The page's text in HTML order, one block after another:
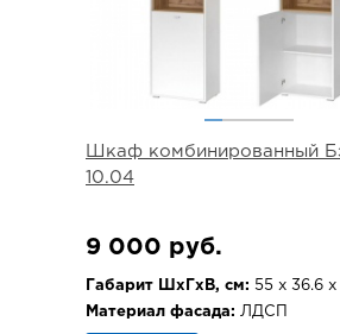
Шкаф комбинированный
10.04
9 000 руб.
Габарит ШхГхВ, см: 55 х 36.6
Материал фасада: ЛДСП